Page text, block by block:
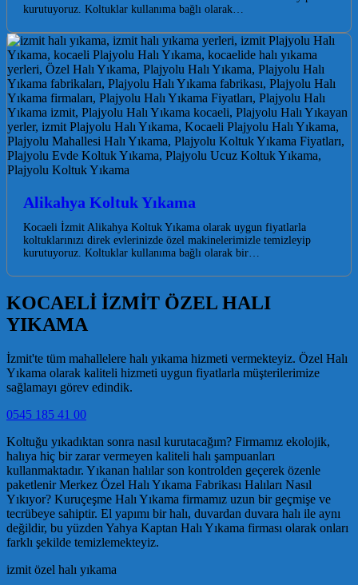
kurutuyoruz. Koltuklar kullanıma bağlı olarak…
Alikahya Koltuk Yıkama
Kocaeli İzmit Alikahya Koltuk Yıkama olarak uygun fiyatlarla
koltuklarınızı direk evlerinizde özel makinelerimizle temizleyip
kurutuyoruz. Koltuklar kullanıma bağlı olarak bir…
KOCAELİ İZMİT ÖZEL HALI
YIKAMA
İzmit'te tüm mahallelere halı yıkama hizmeti vermekteyiz. Özel Halı
Yıkama olarak kaliteli hizmeti uygun fiyatlarla müşterilerimize
sağlamayı görev edindik.
0545 185 41 00
Koltuğu yıkadıktan sonra nasıl kurutacağım? Firmamız ekolojik,
halıya hiç bir zarar vermeyen kaliteli halı şampuanları
kullanmaktadır. Yıkanan halılar son kontrolden geçerek özenle
paketlenir Merkez Özel Halı Yıkama Fabrikası Halıları Nasıl
Yıkıyor? Kuruçeşme Halı Yıkama firmamız uzun bir geçmişe ve
tecrübeye sahiptir. El yapımı bir halı, duvardan duvara halı ile aynı
değildir, bu yüzden Yahya Kaptan Halı Yıkama firması olarak onları
farklı şekilde temizlemekteyiz.
izmit özel halı yıkama